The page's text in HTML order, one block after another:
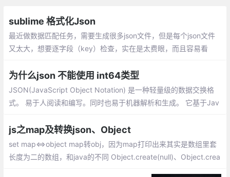
sublime 格式化Json
最近做数据匹配任务，需要生成很多json文件，但是每个json文件
又太大，想要逐字段（key）检查，实在是太费眼，而且容易看
格式化
为什么json 不能使用 int64类型
JSON(JavaScript Object Notation) 是一种轻量级的数据交换格
式。 易于人阅读和编写。同时也易于机器解析和生成。 它基于Jav
on - December 1999的一个子集
js之map及转换json、Object
set map<=>object map转obj，因为map打印出来其实是数组里套
长度为二的数组，和java的不同 Object.create(null)、Object.crea